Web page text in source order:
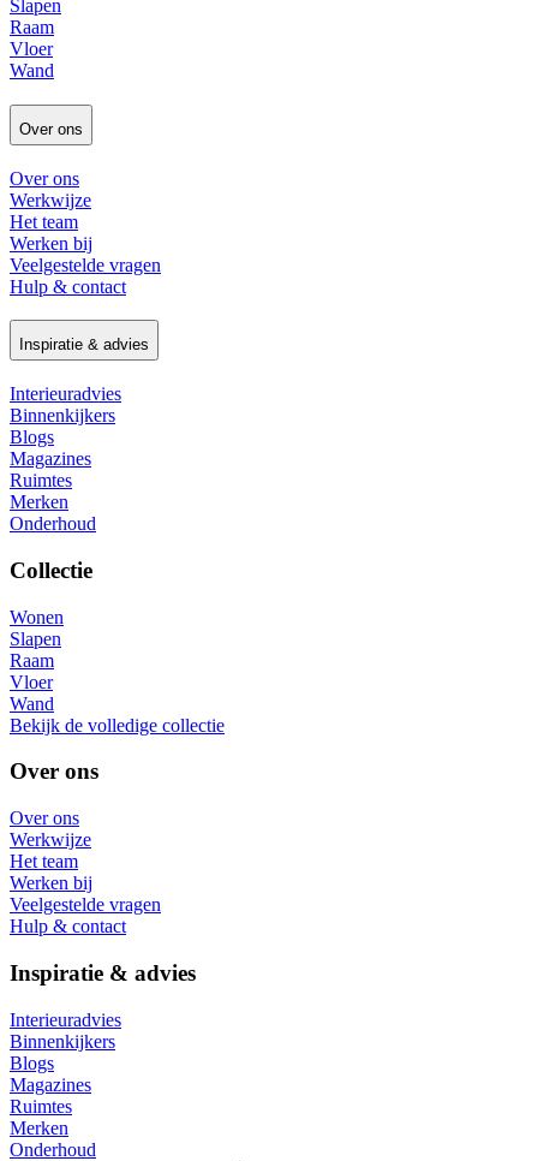
Slapen
Raam
Vloer
Wand
Over ons
Over ons
Werkwijze
Het team
Werken bij
Veelgestelde vragen
Hulp & contact
Inspiratie & advies
Interieuradvies
Binnenkijkers
Blogs
Magazines
Ruimtes
Merken
Onderhoud
Collectie
Wonen
Slapen
Raam
Vloer
Wand
Bekijk de volledige collectie
Over ons
Over ons
Werkwijze
Het team
Werken bij
Veelgestelde vragen
Hulp & contact
Inspiratie & advies
Interieuradvies
Binnenkijkers
Blogs
Magazines
Ruimtes
Merken
Onderhoud